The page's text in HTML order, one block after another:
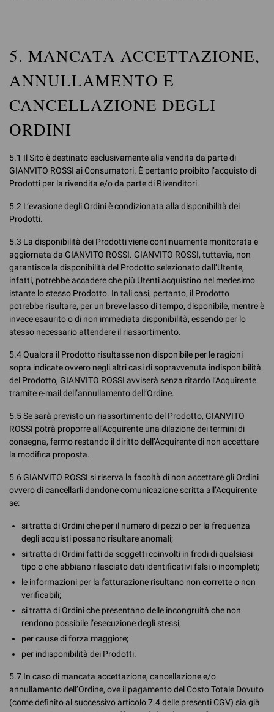
5. MANCATA ACCETTAZIONE,
ANNULLAMENTO E
CANCELLAZIONE DEGLI
ORDINI
5.1 Il Sito è destinato esclusivamente alla vendita da parte di
GIANVITO ROSSI ai Consumatori. È pertanto proibito l’acquisto di
Prodotti per la rivendita e/o da parte di Rivenditori.
5.2 L’evasione degli Ordini è condizionata alla disponibilità dei
Prodotti.
5.3 La disponibilità dei Prodotti viene continuamente monitorata e
aggiornata da GIANVITO ROSSI. GIANVITO ROSSI, tuttavia, non
garantisce la disponibilità del Prodotto selezionato dall’Utente,
infatti, potrebbe accadere che più Utenti acquistino nel medesimo
istante lo stesso Prodotto. In tali casi, pertanto, il Prodotto
potrebbe risultare, per un breve lasso di tempo, disponibile, mentre è
invece esaurito o di non immediata disponibilità, essendo per lo
stesso necessario attendere il riassortimento.
5.4 Qualora il Prodotto risultasse non disponibile per le ragioni
sopra indicate ovvero negli altri casi di sopravvenuta indisponibilità
del Prodotto, GIANVITO ROSSI avviserà senza ritardo l’Acquirente
tramite e-mail dell’annullamento dell’Ordine.
5.5 Se sarà previsto un riassortimento del Prodotto, GIANVITO
ROSSI potrà proporre all’Acquirente una dilazione dei termini di
consegna, fermo restando il diritto dell’Acquirente di non accettare
la modifica proposta.
5.6 GIANVITO ROSSI si riserva la facoltà di non accettare gli Ordini
ovvero di cancellarli dandone comunicazione scritta all’Acquirente
se:
si tratta di Ordini che per il numero di pezzi o per la frequenza
degli acquisti possano risultare anomali;
si tratta di Ordini fatti da soggetti coinvolti in frodi di qualsiasi
tipo o che abbiano rilasciato dati identificativi falsi o incompleti;
le informazioni per la fatturazione risultano non corrette o non
verificabili;
si tratta di Ordini che presentano delle incongruità che non
rendono possibile l’esecuzione degli stessi;
per cause di forza maggiore;
per indisponibilità dei Prodotti.
5.7 In caso di mancata accettazione, cancellazione e/o
annullamento dell’Ordine, ove il pagamento del Costo Totale Dovuto
(come definito al successivo articolo 7.4 delle presenti CGV) sia già